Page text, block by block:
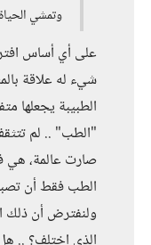
وتمشي
على أي أساس
شيء له علاقة
الطبيبة يجعلها
"الطب" .. لم
صارت عالمة، هي
الطب فقط أن
ولنفترض أن ذلك